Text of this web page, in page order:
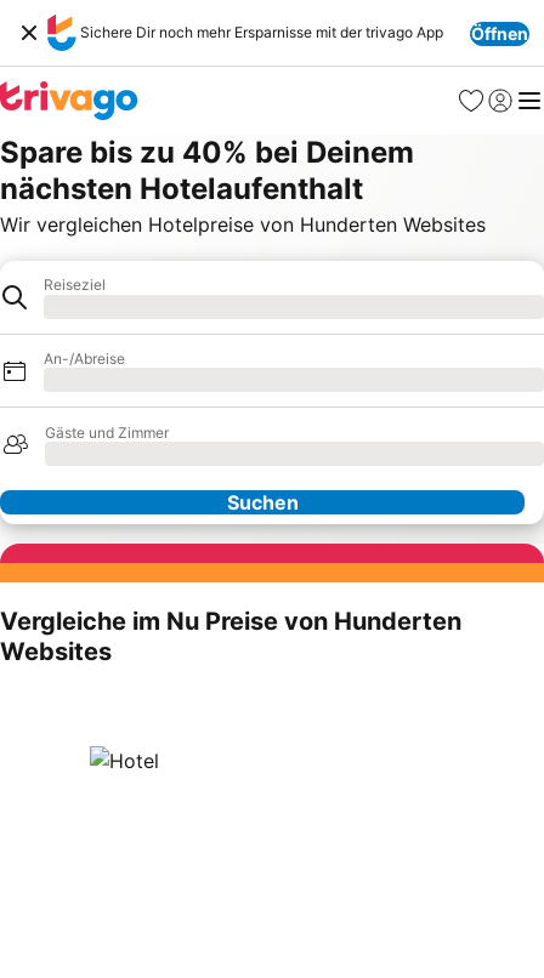
Sichere Dir noch mehr Ersparnisse mit der trivago App Öffnen
Favoriten
Spare bis zu 40% bei Deinem
nächsten Hotelaufenthalt
Wir vergleichen Hotelpreise von Hunderten Websites
Hotel
Reiseziel
An-/Abreise
Gäste und Zimmer
Suchen
Unsere Partner
Vergleiche im Nu Preise von Hunderten
Websites